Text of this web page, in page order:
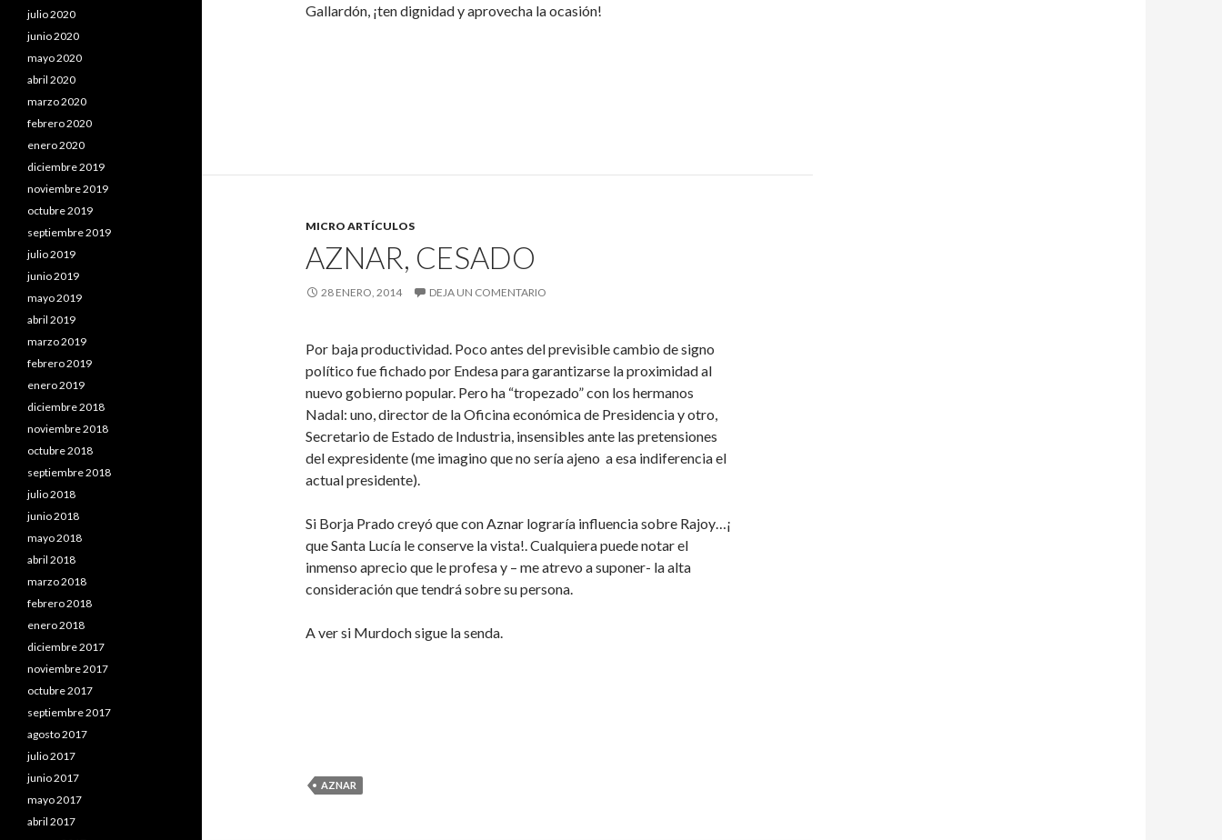
Gallardón, ¡ten dignidad y aprovecha la ocasión!
MICRO ARTÍCULOS
AZNAR, CESADO
28 ENERO, 2014 DEJA UN COMENTARIO
Por baja productividad. Poco antes del previsible cambio de signo
político fue fichado por Endesa para garantizarse la proximidad al
nuevo gobierno popular. Pero ha “tropezado” con los hermanos
Nadal: uno, director de la Oficina económica de Presidencia y otro,
Secretario de Estado de Industria, insensibles ante las pretensiones
del expresidente (me imagino que no sería ajeno a esa indiferencia el
actual presidente).
Si Borja Prado creyó que con Aznar lograría influencia sobre Rajoy…¡
que Santa Lucía le conserve la vista!. Cualquiera puede notar el
inmenso aprecio que le profesa y – me atrevo a suponer- la alta
consideración que tendrá sobre su persona.
A ver si Murdoch sigue la senda.
AZNAR
julio 2020
junio 2020
mayo 2020
abril 2020
marzo 2020
febrero 2020
enero 2020
diciembre 2019
noviembre 2019
octubre 2019
septiembre 2019
julio 2019
junio 2019
mayo 2019
abril 2019
marzo 2019
febrero 2019
enero 2019
diciembre 2018
noviembre 2018
octubre 2018
septiembre 2018
julio 2018
junio 2018
mayo 2018
abril 2018
marzo 2018
febrero 2018
enero 2018
diciembre 2017
noviembre 2017
octubre 2017
septiembre 2017
agosto 2017
julio 2017
junio 2017
mayo 2017
abril 2017